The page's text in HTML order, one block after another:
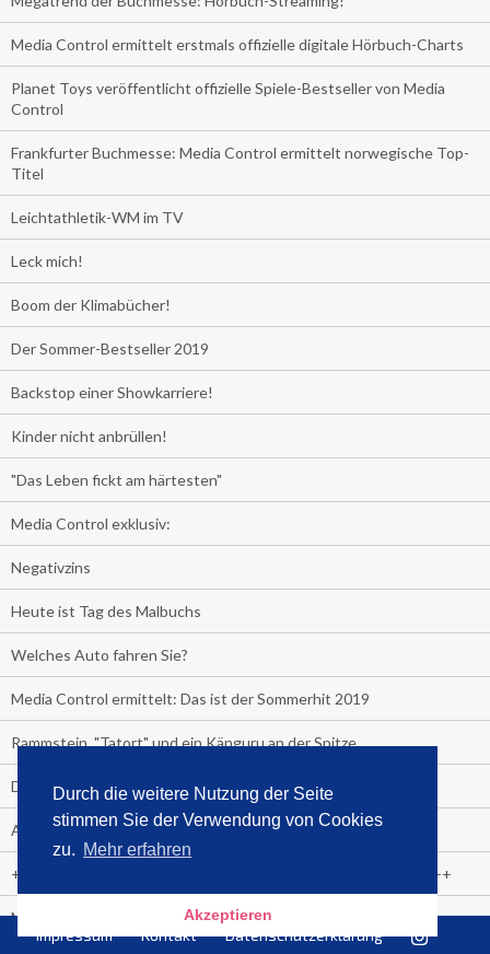
Durch die weitere Nutzung der Seite
stimmen Sie der Verwendung von Cookies
zu. Mehr erfahren
Akzeptieren
Media Control ermittelt erstmals offizielle digitale Hörbuch-Charts
Planet Toys veröffentlicht offizielle Spiele-Bestseller von Media
Control
Frankfurter Buchmesse: Media Control ermittelt norwegische Top-
Titel
Leichtathletik-WM im TV
Leck mich!
Boom der Klimabücher!
Der Sommer-Bestseller 2019
Backstop einer Showkarriere!
Kinder nicht anbrüllen!
"Das Leben fickt am härtesten"
Media Control exklusiv:
Negativzins
Heute ist Tag des Malbuchs
Welches Auto fahren Sie?
Media Control ermittelt: Das ist der Sommerhit 2019
Rammstein, "Tatort" und ein Känguru an der Spitze
Die Promi-Bestseller 1. Halbjahr 2019
Alle Bestseller in der Übersicht
+++++ Media Control News +++++ Media Control News +++++
Media Control beruft Arnd von Conrady zum Leiter E-Commerce
Impressum Kontakt Datenschutzerklärung